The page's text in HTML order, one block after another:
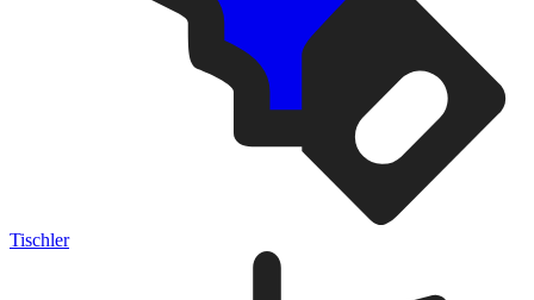
Tischler